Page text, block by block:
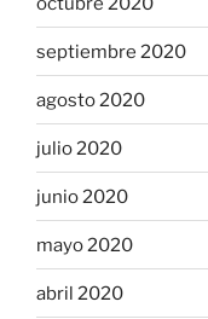
septiembre 2020
agosto 2020
julio 2020
junio 2020
mayo 2020
abril 2020